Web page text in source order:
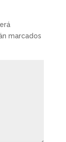
marcados